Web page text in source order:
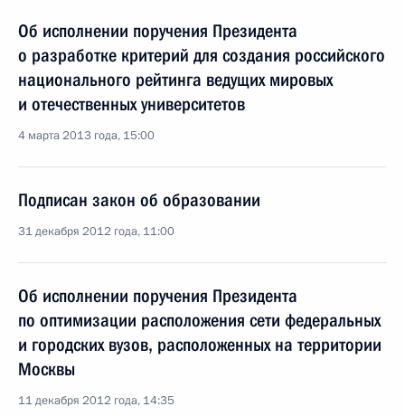
Об исполнении поручения Президента
о разработке критерий для создания российского
национального рейтинга ведущих мировых
и отечественных университетов
4 марта 2013 года, 15:00
Подписан закон об образовании
31 декабря 2012 года, 11:00
Об исполнении поручения Президента
по оптимизации расположения сети федеральных
и городских вузов, расположенных на территории
Москвы
11 декабря 2012 года, 14:35